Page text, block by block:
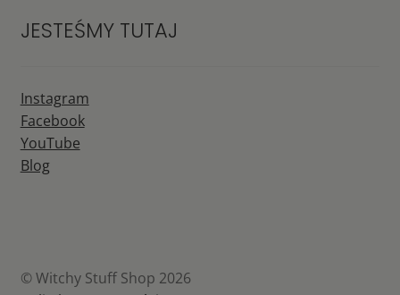
JESTEŚMY TUTAJ
Instagram
Facebook
YouTube
Blog
© Witchy Stuff Shop 2026